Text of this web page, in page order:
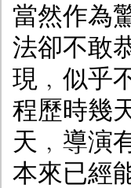
當然作為
法卻不敢
現﹐似乎
程歷時幾
天﹐導演
本來已經